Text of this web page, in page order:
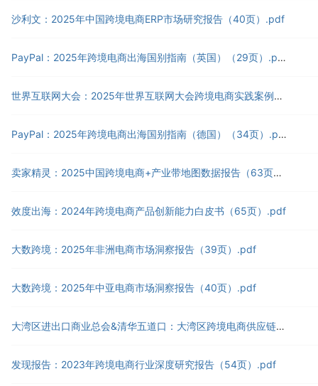
沙利文：2025年中国跨境电商ERP市场研究报告（40页）.pdf
PayPal：2025年跨境电商出海国别指南（英国）（29页）.pdf
世界互联网大会：2025年世界互联网大会跨境电商实践案例集（55页）.pdf
PayPal：2025年跨境电商出海国别指南（德国）（34页）.pdf
卖家精灵：2025中国跨境电商+产业带地图数据报告（63页）.pdf
效度出海：2024年跨境电商产品创新能力白皮书（65页）.pdf
大数跨境：2025年非洲电商市场洞察报告（39页）.pdf
大数跨境：2025年中亚电商市场洞察报告（40页）.pdf
大湾区进出口商业总会&清华五道口：大湾区跨境电商供应链金融发展与安全白皮书（2025）（62页）.pdf
发现报告：2023年跨境电商行业深度研究报告（54页）.pdf